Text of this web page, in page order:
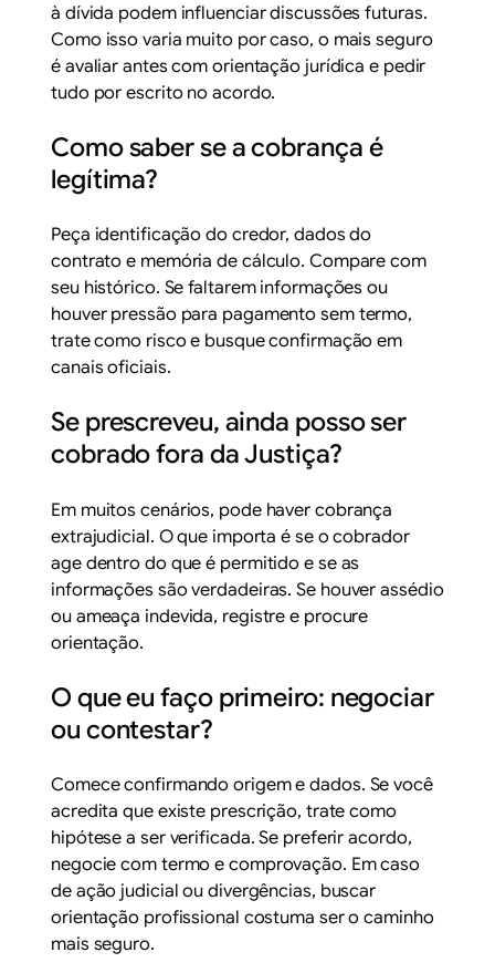
à dívida podem influenciar discussões futuras.
Como isso varia muito por caso, o mais seguro
é avaliar antes com orientação jurídica e pedir
tudo por escrito no acordo.
Como saber se a cobrança é
legítima?
Peça identificação do credor, dados do
contrato e memória de cálculo. Compare com
seu histórico. Se faltarem informações ou
houver pressão para pagamento sem termo,
trate como risco e busque confirmação em
canais oficiais.
Se prescreveu, ainda posso ser
cobrado fora da Justiça?
Em muitos cenários, pode haver cobrança
extrajudicial. O que importa é se o cobrador
age dentro do que é permitido e se as
informações são verdadeiras. Se houver assédio
ou ameaça indevida, registre e procure
orientação.
O que eu faço primeiro: negociar
ou contestar?
Comece confirmando origem e dados. Se você
acredita que existe prescrição, trate como
hipótese a ser verificada. Se preferir acordo,
negocie com termo e comprovação. Em caso
de ação judicial ou divergências, buscar
orientação profissional costuma ser o caminho
mais seguro.